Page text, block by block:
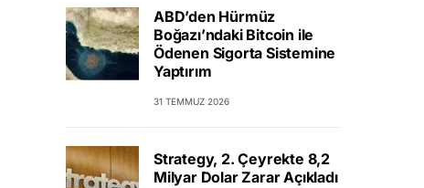
ABD’den Hürmüz
Boğazı’ndaki Bitcoin ile
Ödenen Sigorta Sistemine
Yaptırım
31 TEMMUZ 2026
Strategy, 2. Çeyrekte 8,2
Milyar Dolar Zarar Açıkladı